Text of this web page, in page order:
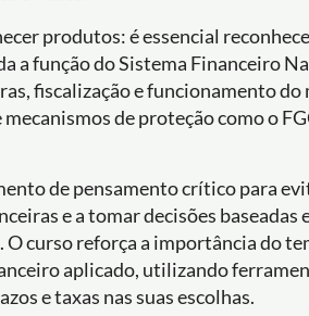
produtos: é essencial
a função do Sistema Financeiro
fiscalização e funcionamento
de proteção como o
de pensamento crítico para
e a tomar decisões baseadas
curso reforça a importância do
aplicado, utilizando
e taxas nas suas escolhas.